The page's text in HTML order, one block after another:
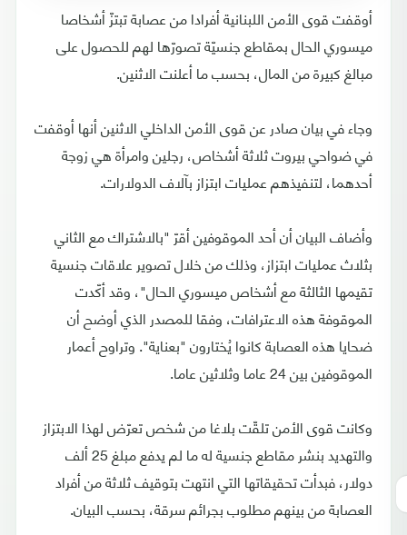
أوقفت قوى الأمن اللبنانية أفرادا من عصابة تبتزّ أشخاصا
ميسوري الحال بمقاطع جنسيّة تصورّها لهم للحصول على
مبالغ كبيرة من المال، بحسب ما أعلنت الاثنين.
وجاء في بيان صادر عن قوى الأمن الداخلي الاثنين أنها أوقفت
في ضواحي بيروت ثلاثة أشخاص، رجلين وامرأة هي زوجة
أحدهما، لتنفيذهم عمليات ابتزاز بآلاف الدولارات.
وأضاف البيان أن أحد الموقوفين أقرّ "بالاشتراك مع الثاني
بثلاث عمليات ابتزاز، وذلك من خلال تصوير علاقات جنسية
تقيمها الثالثة مع أشخاص ميسوري الحال"، وقد أكّدت
الموقوفة هذه الاعترافات، وفقا للمصدر الذي أوضح أن
ضحايا هذه العصابة كانوا يُختارون "بعناية". وتراوح أعمار
الموقوفين بين 24 عاما وثلاثين عاما.
وكانت قوى الأمن تلقّت بلاغا من شخص تعرّض لهذا الابتزاز
والتهديد بنشر مقاطع جنسية له ما لم يدفع مبلغ 25 ألف
دولار، فبدأت تحقيقاتها التي انتهت بتوقيف ثلاثة من أفراد
العصابة من بينهم مطلوب بجرائم سرقة، بحسب البيان.